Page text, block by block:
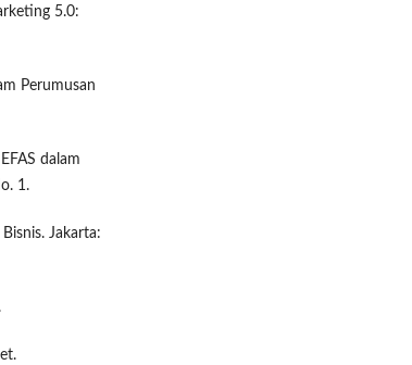
5.0:
Perumusan
dalam
1.
Jakarta: